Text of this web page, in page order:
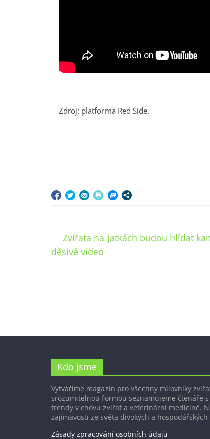
Zdroj: platforma Red Side.
← Zvířata na jatkách budou hlídat
děsivé video
Kdo jsme
Vytváříme magazín pro všechny milovníky
srozumitelnou formou seznamujeme čtenáře
trendy v chovu zvířat a veterinární medicíně.
zajímavosti ze světa divokých a
Zásady zpracování osobních údajů